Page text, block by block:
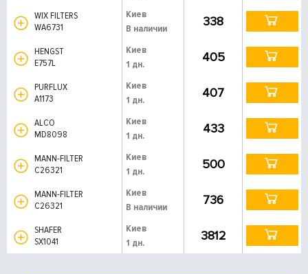
WIX FILTERS
WA6731
Киев
В наличии
338
HENGST
E757L
Киев
1 дн.
405
PURFLUX
A1173
Киев
1 дн.
407
ALCO
MD8098
Киев
1 дн.
433
MANN-FILTER
C26321
Киев
1 дн.
500
MANN-FILTER
C26321
Киев
В наличии
736
SHAFER
SX1041
Киев
1 дн.
3812